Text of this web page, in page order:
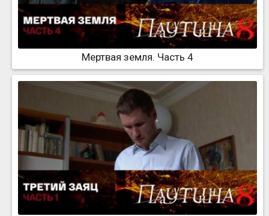
Мертвая земля. Часть 4